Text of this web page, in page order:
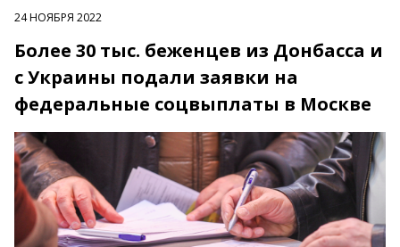
24 НОЯБРЯ 2022
Более 30 тыс. беженцев из Донбасса и
с Украины подали заявки на
федеральные соцвыплаты в Москве